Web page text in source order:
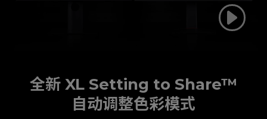
全新 XL Setting to Share™
自动调整色彩模式